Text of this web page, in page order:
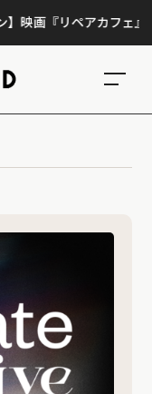
『リペアカフェ』、上